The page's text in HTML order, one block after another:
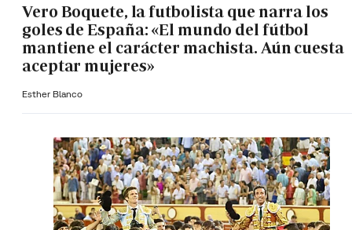
Vero Boquete, la futbolista que narra los
goles de España: «El mundo del fútbol
mantiene el carácter machista. Aún cuesta
aceptar mujeres»
Esther Blanco